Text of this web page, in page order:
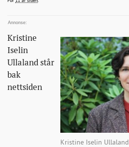
du-
tilvaerelse/
Kristine Iselin Ullaland
Kristine
Iselin
Ullaland står
bak
nettsiden